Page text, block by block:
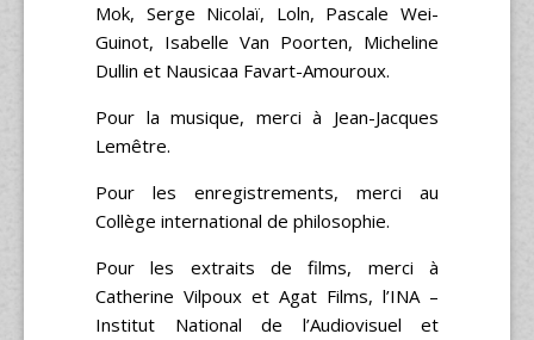
Mok, Serge Nicolaï, Loln, Pascale Wei-
Guinot, Isabelle Van Poorten, Micheline
Dullin et Nausicaa Favart-Amouroux.
Pour la musique, merci à Jean-Jacques
Lemêtre.
Pour les enregistrements, merci au
Collège international de philosophie.
Pour les extraits de films, merci à
Catherine Vilpoux et Agat Films, l’INA –
Institut National de l’Audiovisuel et